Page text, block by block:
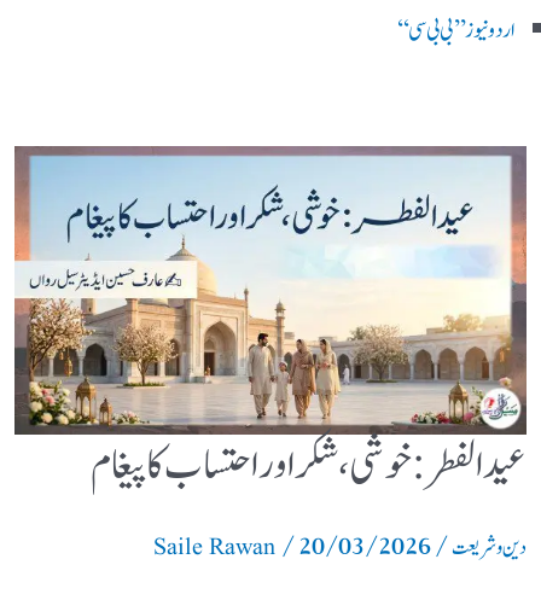
اردو نیوز ’’بی بی سی‘‘
عیدالفطر: خوشی، شکر اور احتساب کا پیغام
دین و شریعت/
Saile Rawan /20/03/2026